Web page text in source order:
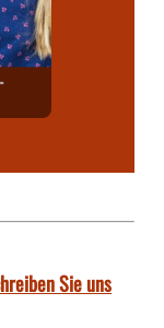
Sie uns